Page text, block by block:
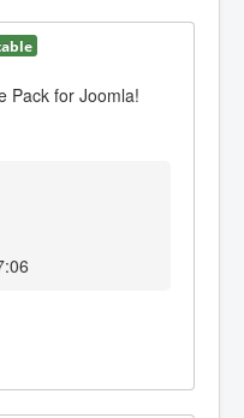
Pack for Joomla!